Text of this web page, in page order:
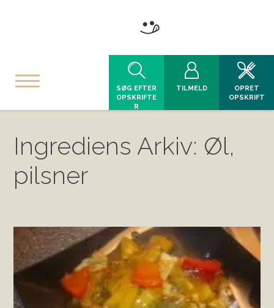
SØG EFTER
OPSKRIFTE
R
TILMELD
OPRET
OPSKRIFT
Ingrediens Arkiv: Øl,
pilsner